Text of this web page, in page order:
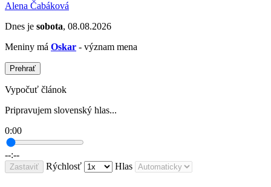
Alena Čabáková
Dnes je sobota, 08.08.2026
Meniny má Oskar - význam mena
Prehrať
Vypočuť článok
Pripravujem slovenský hlas...
0:00
--:--
Zastaviť Rýchlosť Hlas